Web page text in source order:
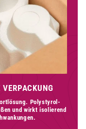
Polystyrol-
und wirkt isolierend